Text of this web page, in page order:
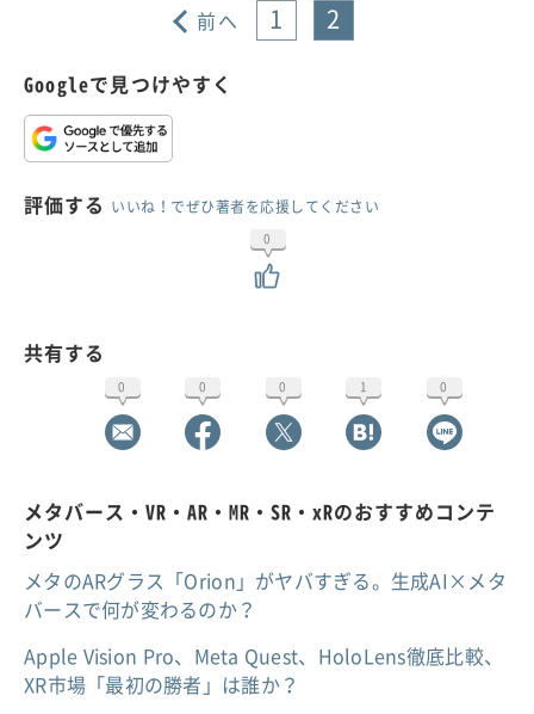
前へ 1 2
Googleで見つけやすく
評価する いいね！でぜひ著者を応援してください
0
共有する
0 0 0 1 0
メタバース・VR・AR・MR・SR・xRのおすすめコンテ
ンツ
メタのARグラス「Orion」がヤバすぎる。生成AI×メタ
バースで何が変わるのか？
Apple Vision Pro、Meta Quest、HoloLens徹底比較、
XR市場「最初の勝者」は誰か？